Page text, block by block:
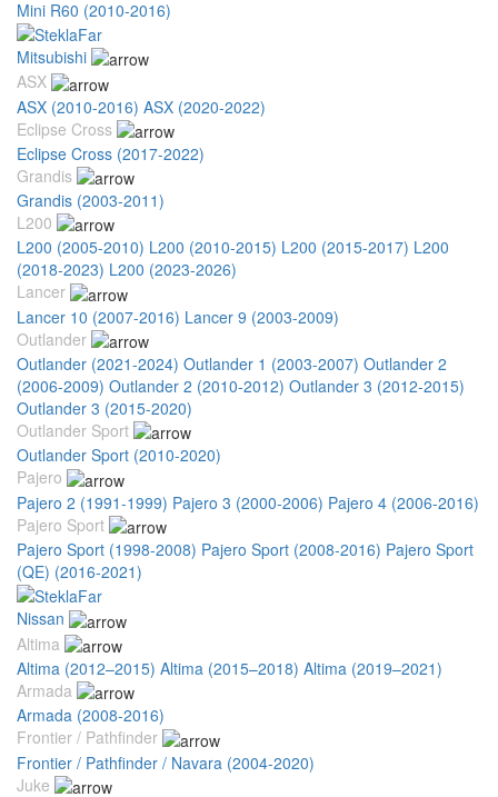
Mini R60 (2010-2016)
Mitsubishi
ASX
ASX (2010-2016) ASX (2020-2022)
Eclipse Cross
Eclipse Cross (2017-2022)
Grandis
Grandis (2003-2011)
L200
L200 (2005-2010) L200 (2010-2015) L200 (2015-2017) L200
(2018-2023) L200 (2023-2026)
Lancer
Lancer 10 (2007-2016) Lancer 9 (2003-2009)
Outlander
Outlander (2021-2024) Outlander 1 (2003-2007) Outlander 2
(2006-2009) Outlander 2 (2010-2012) Outlander 3 (2012-2015)
Outlander 3 (2015-2020)
Outlander Sport
Outlander Sport (2010-2020)
Pajero
Pajero 2 (1991-1999) Pajero 3 (2000-2006) Pajero 4 (2006-2016)
Pajero Sport
Pajero Sport (1998-2008) Pajero Sport (2008-2016) Pajero Sport
(QE) (2016-2021)
Nissan
Altima
Altima (2012–2015) Altima (2015–2018) Altima (2019–2021)
Armada
Armada (2008-2016)
Frontier / Pathfinder
Frontier / Pathfinder / Navara (2004-2020)
Juke